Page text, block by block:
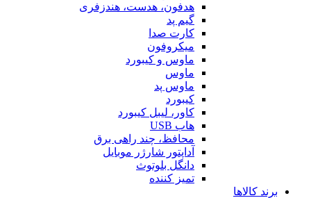
هدفون، هدست، هندزفری
گیم پد
کارت صدا
میکروفون
ماوس و کیبورد
ماوس
ماوس پد
کیبورد
کاور، لیبل کیبورد
هاب USB
محافظ، چند راهی برق
آداپتور شارژر موبایل
دانگل بلوتوث
تمیز کننده
برند کالاها